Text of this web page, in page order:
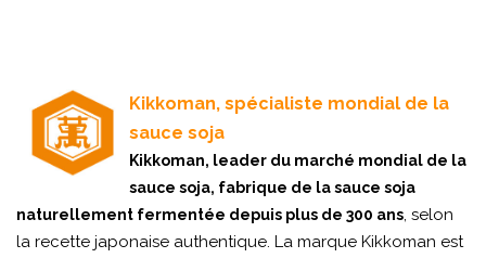
Kikkoman, spécialiste mondial de la
sauce soja
Kikkoman, leader du marché mondial de la
sauce soja, fabrique de la sauce soja
naturellement fermentée depuis plus de 300 ans, selon
la recette japonaise authentique. La marque Kikkoman est